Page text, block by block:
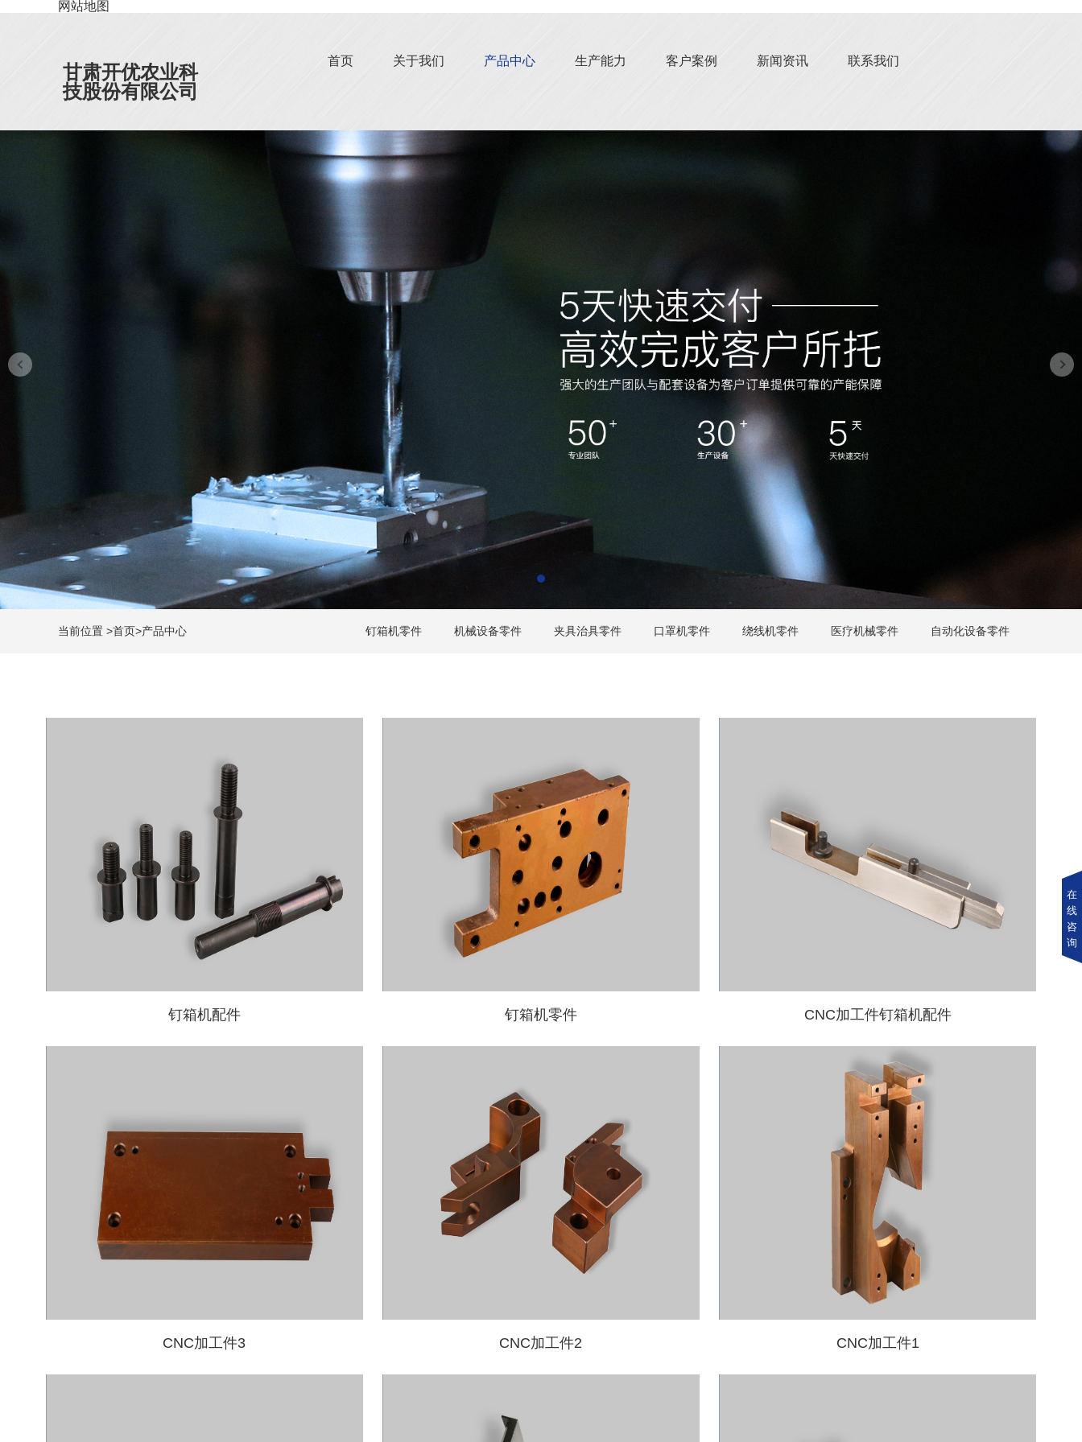
网站地图
甘肃开优农业科
技股份有限公司
首页 关于我们 产品中心 生产能力 客户案例 新闻资讯 联系我们
当前位置 >首页>产品中心 钉箱机零件 机械设备零件 夹具治具零件 口罩机零件 绕线机零件 医疗机械零件 自动化设备零件
钉箱机配件 钉箱机零件 CNC加工件钉箱机配件
CNC加工件3 CNC加工件2 CNC加工件1
在
线
咨
询